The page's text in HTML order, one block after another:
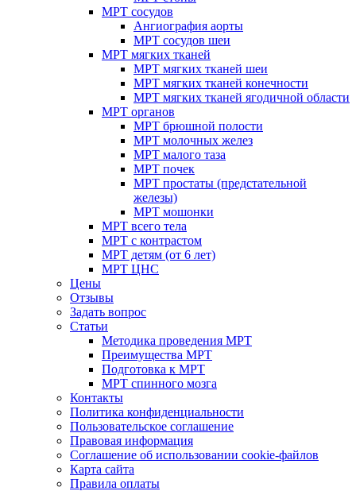
МРТ сосудов
Ангиография аорты
МРТ сосудов шеи
МРТ мягких тканей
МРТ мягких тканей шеи
МРТ мягких тканей конечности
МРТ мягких тканей ягодичной области
МРТ органов
МРТ брюшной полости
МРТ молочных желез
МРТ малого таза
МРТ почек
МРТ простаты (предстательной
железы)
МРТ мошонки
МРТ всего тела
МРТ с контрастом
МРТ детям (от 6 лет)
МРТ ЦНС
Цены
Отзывы
Задать вопрос
Статьи
Методика проведения МРТ
Преимущества МРТ
Подготовка к МРТ
МРТ спинного мозга
Контакты
Политика конфиденциальности
Пользовательское соглашение
Правовая информация
Соглашение об использовании cookie-файлов
Карта сайта
Правила оплаты